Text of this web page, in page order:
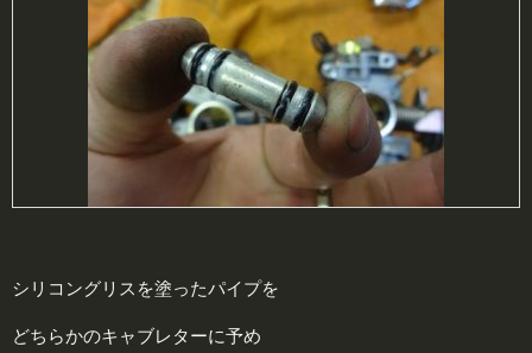
シリコングリスを塗ったパイプを
どちらかのキャブレターに予め